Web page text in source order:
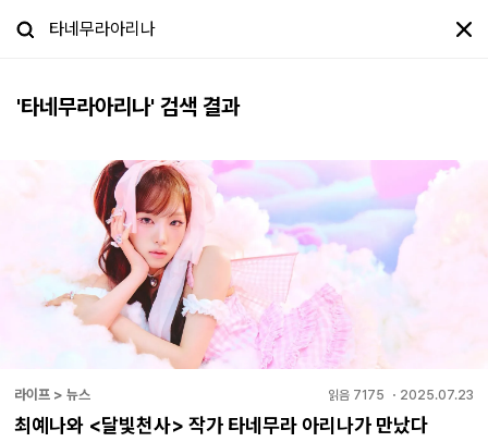
'타네무라아리나' 검색 결과
라이프 > 뉴스 읽음 7175 ・ 2025.07.23
최예나와 <달빛천사> 작가 타네무라 아리나가 만났다